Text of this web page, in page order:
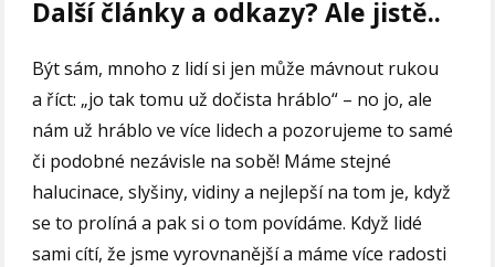
Další články a odkazy? Ale jistě..
Být sám, mnoho z lidí si jen může mávnout rukou
a říct: „jo tak tomu už dočista hráblo“ – no jo, ale
nám už hráblo ve více lidech a pozorujeme to samé
či podobné nezávisle na sobě! Máme stejné
halucinace, slyšiny, vidiny a nejlepší na tom je, když
se to prolíná a pak si o tom povídáme. Když lidé
sami cítí, že jsme vyrovnanější a máme více radosti